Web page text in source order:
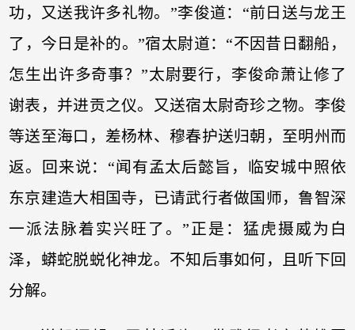
功，又送我许多礼物。”李俊道：“前日送与龙王
了，今日是补的。”宿太尉道：“不因昔日翻船，
怎生出许多奇事？”太尉要行，李俊命萧让修了
谢表，并进贡之仪。又送宿太尉奇珍之物。李俊
等送至海口，差杨林、穆春护送归朝，至明州而
返。回来说：“闻有孟太后懿旨，临安城中照依
东京建造大相国寺，已请武行者做国师，鲁智深
一派法脉着实兴旺了。”正是：猛虎摄威为白
泽，蟒蛇脱蜕化神龙。不知后事如何，且听下回
分解。